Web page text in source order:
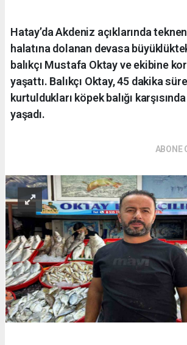
Hatay’da Akdeniz açıklarında
halatına dolanan devasa
balıkçı Mustafa Oktay ve ekibine
yaşattı. Balıkçı Oktay, 45 dakika
kurtuldukları köpek balığı karşısında
yaşadı.
ABONE